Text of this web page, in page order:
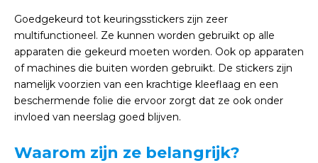
Goedgekeurd tot keuringsstickers zijn zeer
multifunctioneel. Ze kunnen worden gebruikt op alle
apparaten die gekeurd moeten worden. Ook op apparaten
of machines die buiten worden gebruikt. De stickers zijn
namelijk voorzien van een krachtige kleeflaag en een
beschermende folie die ervoor zorgt dat ze ook onder
invloed van neerslag goed blijven.
Waarom zijn ze belangrijk?